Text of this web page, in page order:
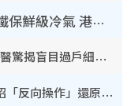
內地客歎港人唔識老！揭港鐵保鮮級冷氣 港人求放過：咪投訴
牙線棒亂用隨時越清越污糟！牙醫驚揭盲目過戶細菌恐致蛀牙：呢種先係日常真保養
WhatsApp預設貼圖點刪？揭1招「反向操作」還原簡潔介面 附3步實測教學